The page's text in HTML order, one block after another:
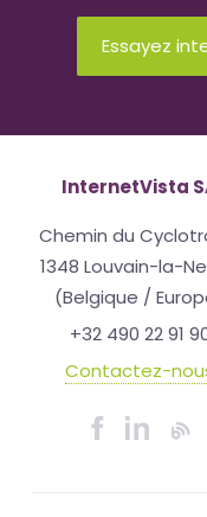
Essayez
InternetVista
Chemin du
1348 Louvain-la-
(Belgique /
+32 490 22 91
Contactez-